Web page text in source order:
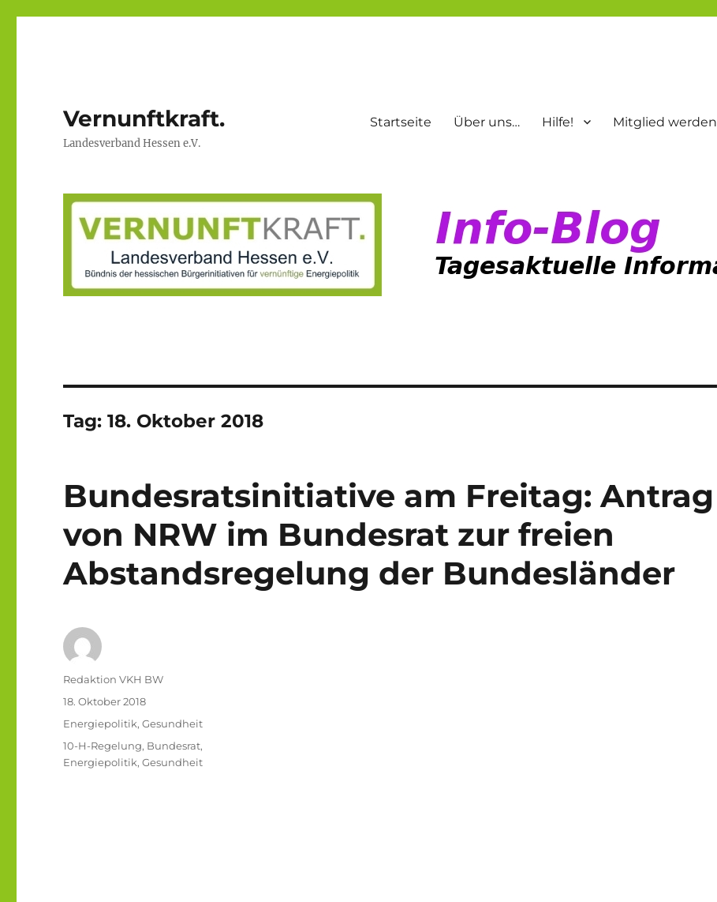
Vernunftkraft.
Landesverband Hessen e.V.
Startseite Über uns… Hilfe! Mitglied werden
Tag:18. Oktober 2018
Bundesratsinitiative am Freitag: Antrag
von NRW im Bundesrat zur freien
Abstandsregelung der Bundesländer
Autor
Redaktion VKH BW
Veröffentlicht
18. Oktober 2018
Kategorien
Energiepolitik,Gesundheit
Schlagwörter
10-H-Regelung, Bundesrat,
Energiepolitik,Gesundheit